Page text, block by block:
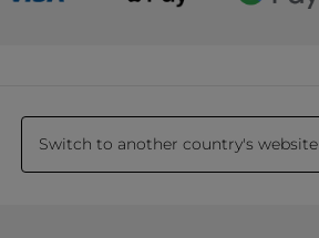
Switch to another country's website